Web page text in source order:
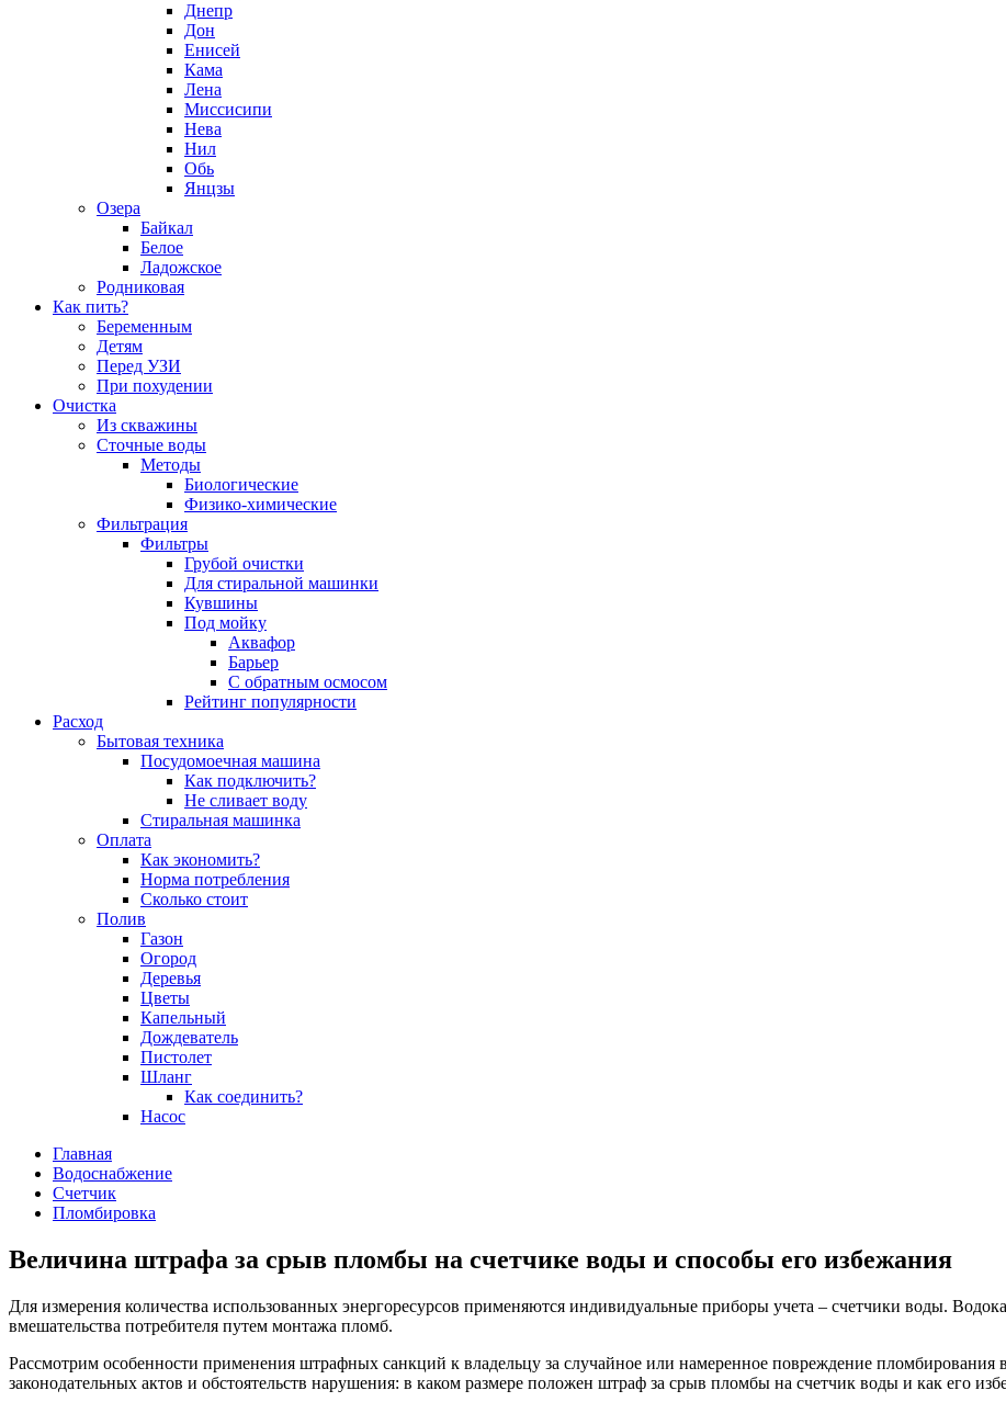
Днепр
Дон
Енисей
Кама
Лена
Миссисипи
Нева
Нил
Обь
Янцзы
Озера
Байкал
Белое
Ладожское
Родниковая
Как пить?
Беременным
Детям
Перед УЗИ
При похудении
Очистка
Из скважины
Сточные воды
Методы
Биологические
Физико-химические
Фильтрация
Фильтры
Грубой очистки
Для стиральной машинки
Кувшины
Под мойку
Аквафор
Барьер
С обратным осмосом
Рейтинг популярности
Расход
Бытовая техника
Посудомоечная машина
Как подключить?
Не сливает воду
Стиральная машинка
Оплата
Как экономить?
Норма потребления
Сколько стоит
Полив
Газон
Огород
Деревья
Цветы
Капельный
Дождеватель
Пистолет
Шланг
Как соединить?
Насос
Главная
Водоснабжение
Счетчик
Пломбировка
Величина штрафа за срыв пломбы на счетчике воды и способы его избежания
Для измерения количества использованных энергоресурсов применяются индивидуальные приборы учета – счетчики воды.
вмешательства потребителя путем монтажа пломб.
Рассмотрим особенности применения штрафных санкций к владельцу за случайное или намеренное повреждение пломбирования
законодательных актов и обстоятельств нарушения: в каком размере положен штраф за срыв пломбы на счетчик воды и как его